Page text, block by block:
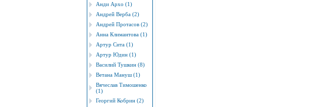
Анди Архо (1)
Андрей Верба (2)
Андрей Протасов (2)
Анна Климантова (1)
Артур Сита (1)
Артур Юдин (1)
Василий Тушкин (8)
Ветана Мануш (1)
Вячеслав Тимошенко
(1)
Георгий Кобрин (2)